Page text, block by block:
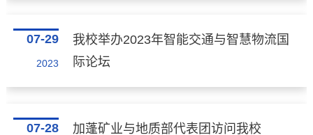
07-29
2023
我校举办2023年智能交通与智慧物流国
际论坛
07-28 加蓬矿业与地质部代表团访问我校